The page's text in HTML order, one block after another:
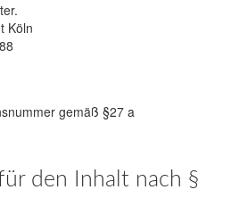
Köln
gemäß §27 a
den Inhalt nach §